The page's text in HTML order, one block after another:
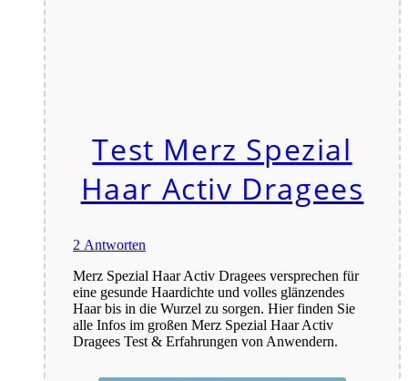
Test Merz Spezial
Haar Activ Dragees
2 Antworten
Merz Spezial Haar Activ Dragees versprechen für
eine gesunde Haardichte und volles glänzendes
Haar bis in die Wurzel zu sorgen. Hier finden Sie
alle Infos im großen Merz Spezial Haar Activ
Dragees Test & Erfahrungen von Anwendern.